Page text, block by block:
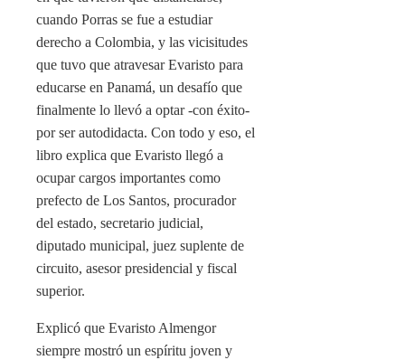
cuando Porras se fue a estudiar
derecho a Colombia, y las vicisitudes
que tuvo que atravesar Evaristo para
educarse en Panamá, un desafío que
finalmente lo llevó a optar -con éxito-
por ser autodidacta. Con todo y eso, el
libro explica que Evaristo llegó a
ocupar cargos importantes como
prefecto de Los Santos, procurador
del estado, secretario judicial,
diputado municipal, juez suplente de
circuito, asesor presidencial y fiscal
superior.
Explicó que Evaristo Almengor
siempre mostró un espíritu joven y